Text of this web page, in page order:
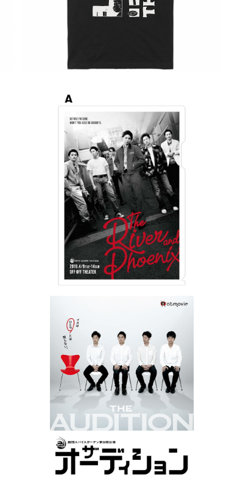
劇団スパイスガーデン第11回公演「リバー＆フ
ェニックス」特製クリアファイルA
¥500
劇団スパイスガーデン第9回公演「ザ・オーデ
ィション」DVD
¥3,000